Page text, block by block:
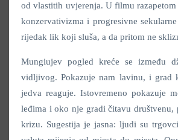
od vlastitih uvjerenja. U filmu
konzervativizma i progresivne
rijedak lik koji sluša, a da pritom ne
Mungiujev pogled kreće se između
vidljivog. Pokazuje nam lavinu, i grad
jedva reaguje. Istovremeno pokazuje
leđima i oko nje gradi čitavu
krizu. Sugestija je jasna: ljudi su